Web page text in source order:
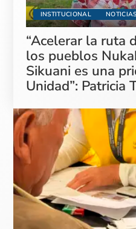
INSTITUCIONAL NOTICIAS
“Acelerar la ruta
los pueblos
Sikuani es una
Unidad”: Patricia